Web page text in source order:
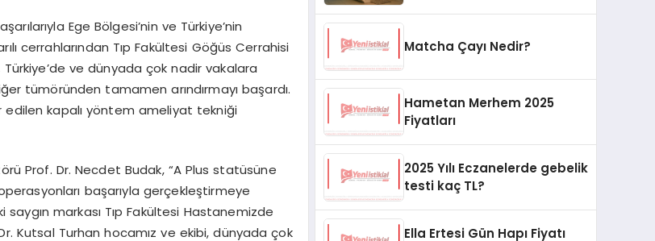
Ege Bölgesi’nin ve Türkiye’nin
cerrahlarından Tıp Fakültesi Göğüs Cerrahisi
ve dünyada çok nadir vakalara
tümöründen tamamen arındırmayı başardı.
kapalı yöntem ameliyat tekniği
Prof. Dr. Necdet Budak, “A Plus statüsüne
başarıyla gerçekleştirmeye
markası Tıp Fakültesi Hastanemizde
Kutsal Turhan hocamız ve ekibi, dünyada çok
Matcha Çayı Nedir?
Hametan Merhem 2025
Fiyatları
2025 Yılı Eczanelerde gebelik
testi kaç TL?
Ella Ertesi Gün Hapı Fiyatı